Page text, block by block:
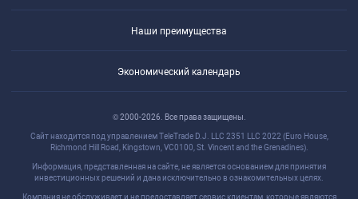
Наши преимущества
Экономический календарь
© 2000-2026. Все права защищены.
Сайт находится под управлением TeleTrade D.J. LLC 2351 LLC 2022 (Euro House,
Richmond Hill Road, Kingstown, VC0100, St. Vincent and the Grenadines).
Информация, представленная на сайте, не является основанием для принятия
инвестиционных решений и дана исключительно в ознакомительных целях.
Компания не обслуживает и не предоставляет сервис клиентам, которые являются